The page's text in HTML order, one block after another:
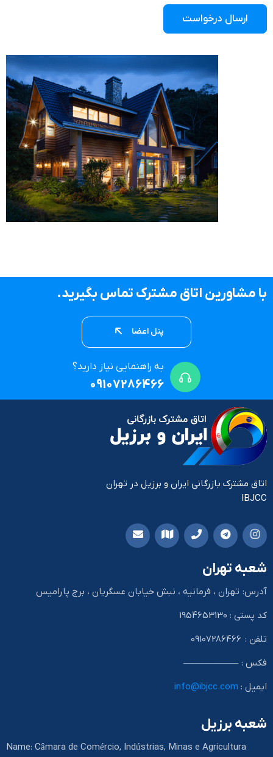
با مشاورین اتاق مشترک تماس بگیرید.
پنل اعضا
به راهنمایی نیاز دارید؟
09107286466
اتاق مشترک بازرگانی ایران و برزیل در تهران
IBJCC
شعبه تهران
آدرس: تهران ، فرمانیه ، نبش خیابان عسگریان ، برج پارامیس
کد پستی : 1954653130
تلفن : 09107286466
فکس : ——————
ایمیل : info@ibjcc.com
شعبه برزیل
Name: Câmara de Comércio, Indústrias, Minas e Agricultura